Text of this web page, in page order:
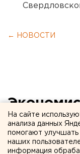
← НОВОСТИ
На сайте
анализа данных
помогают улучшать
наших
информация